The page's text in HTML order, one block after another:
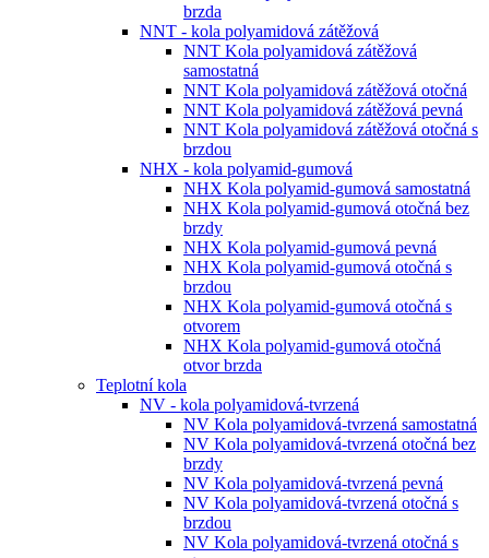
brzda
NNT - kola polyamidová zátěžová
NNT Kola polyamidová zátěžová
samostatná
NNT Kola polyamidová zátěžová otočná
NNT Kola polyamidová zátěžová pevná
NNT Kola polyamidová zátěžová otočná s
brzdou
NHX - kola polyamid-gumová
NHX Kola polyamid-gumová samostatná
NHX Kola polyamid-gumová otočná bez
brzdy
NHX Kola polyamid-gumová pevná
NHX Kola polyamid-gumová otočná s
brzdou
NHX Kola polyamid-gumová otočná s
otvorem
NHX Kola polyamid-gumová otočná
otvor brzda
Teplotní kola
NV - kola polyamidová-tvrzená
NV Kola polyamidová-tvrzená samostatná
NV Kola polyamidová-tvrzená otočná bez
brzdy
NV Kola polyamidová-tvrzená pevná
NV Kola polyamidová-tvrzená otočná s
brzdou
NV Kola polyamidová-tvrzená otočná s